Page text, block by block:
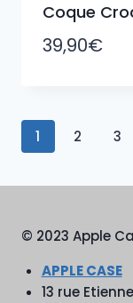
Coque
39,90€
1 2 3
© 2023 Apple
APPLE CASE
13 rue